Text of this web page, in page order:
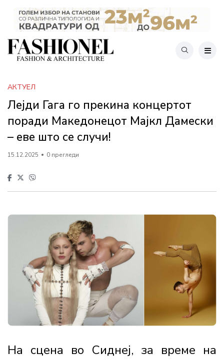
АКТУЕЛ
Лејди Гага го прекина концертот
поради Македонецот Мајкл Дамески
– еве што се случи!
15.12.2025 0 прегледи
На сцена во Сиднеј, за време на